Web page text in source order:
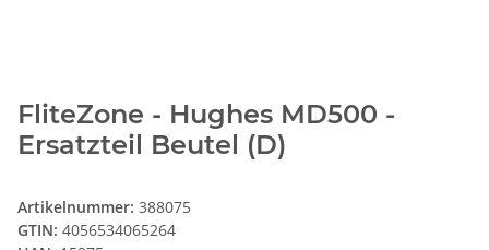
FliteZone - Hughes MD500 -
Ersatzteil Beutel (D)
Artikelnummer: 388075
GTIN: 4056534065264